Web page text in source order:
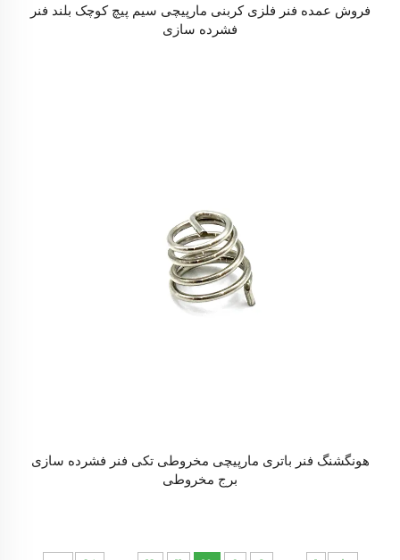
فروش عمده فنر فلزی کربنی مارپیچی سیم پیچ کوچک بلند فنر
فشرده سازی
هونگشنگ فنر باتری مارپیچی مخروطی تکی فنر فشرده سازی
برج مخروطی